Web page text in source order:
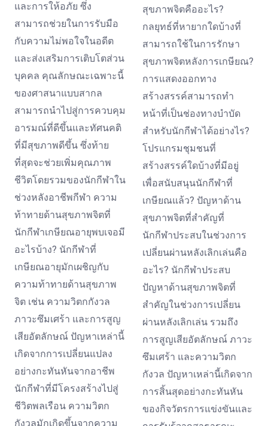
และการให้อภัย ซึ่ง
สามารถช่วยในการรับมือ
กับความไม่พอใจในอดีต
และส่งเสริมการเติบโตส่วน
บุคคล คุณลักษณะเฉพาะนี้
ของศาสนาแบบสากล
สามารถนำไปสู่การควบคุม
อารมณ์ที่ดีขึ้นและทัศนคติ
ที่มีสุขภาพดีขึ้น ซึ่งท้าย
ที่สุดจะช่วยเพิ่มคุณภาพ
ชีวิตโดยรวมของนักกีฬาใน
ช่วงหลังอาชีพกีฬา ความ
ท้าทายด้านสุขภาพจิตที่
นักกีฬาเกษียณอายุพบเจอมี
อะไรบ้าง? นักกีฬาที่
เกษียณอายุมักเผชิญกับ
ความท้าทายด้านสุขภาพ
จิต เช่น ความวิตกกังวล
ภาวะซึมเศร้า และการสูญ
เสียอัตลักษณ์ ปัญหาเหล่านี้
เกิดจากการเปลี่ยนแปลง
อย่างกะทันหันจากอาชีพ
นักกีฬาที่มีโครงสร้างไปสู่
ชีวิตพลเรือน ความวิตก
กังวลมักเกิดขึ้นจากความ
สุขภาพจิตคืออะไร?
กลยุทธ์ที่หายากใดบ้างที่
สามารถใช้ในการรักษา
สุขภาพจิตหลังการเกษียณ?
การแสดงออกทาง
สร้างสรรค์สามารถทำ
หน้าที่เป็นช่องทางบำบัด
สำหรับนักกีฬาได้อย่างไร?
โปรแกรมชุมชนที่
สร้างสรรค์ใดบ้างที่มีอยู่
เพื่อสนับสนุนนักกีฬาที่
เกษียณแล้ว? ปัญหาด้าน
สุขภาพจิตที่สำคัญที่
นักกีฬาประสบในช่วงการ
เปลี่ยนผ่านหลังเลิกเล่นคือ
อะไร? นักกีฬาประสบ
ปัญหาด้านสุขภาพจิตที่
สำคัญในช่วงการเปลี่ยน
ผ่านหลังเลิกเล่น รวมถึง
การสูญเสียอัตลักษณ์ ภาวะ
ซึมเศร้า และความวิตก
กังวล ปัญหาเหล่านี้เกิดจาก
การสิ้นสุดอย่างกะทันหัน
ของกิจวัตรการแข่งขันและ